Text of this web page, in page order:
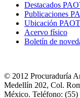
Destacados
Publicaciones
Ubicación PAOT
Acervo físico
Boletín de
© 2012 Procuraduría
Medellín 202, Col.
México. Teléfono: (55)